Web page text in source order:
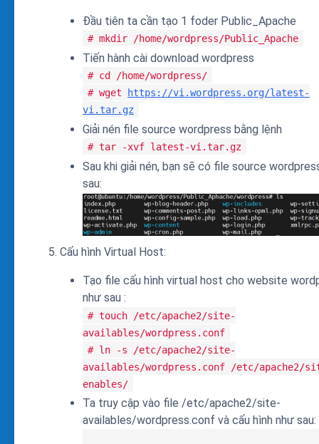
Đầu tiên ta cần tạo 1 foder Public_Apache
# mkdir /home/wordpress/Public_Apache
Tiến hành cài download wordpress
# cd /home/wordpress/
# wget
https://vi.wordpress.org/latest-
vi.tar.gz
Giải nén file source wordpress bằng lệnh
# tar -xvf latest-vi.tar.gz
Sau khi giải nén, bạn sẽ có file source
sau:
Cấu hình Virtual Host:
Tạo file cấu hình virtual host cho website
như sau :
# touch /etc/apache2/site-
availables/wordpress.conf
# ln -s /etc/apache2/site-
availables/wordpress.conf /etc/apache2/
enables/
Ta truy cập vào file /etc/apache2/site-
availables/wordpress.conf và cấu hình như sau: